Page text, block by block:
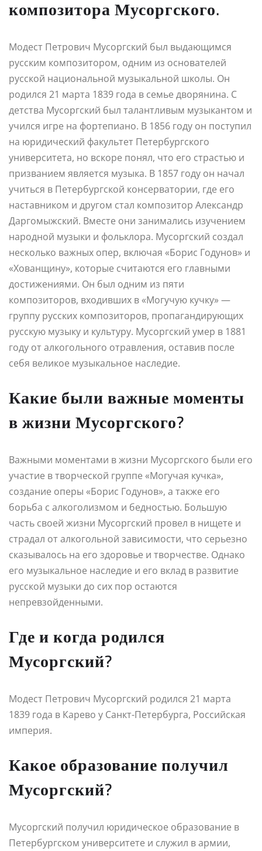
композитора Мусоргского.
Модест Петрович Мусоргский был выдающимся
русским композитором, одним из основателей
русской национальной музыкальной школы. Он
родился 21 марта 1839 года в семье дворянина. С
детства Мусоргский был талантливым музыкантом и
учился игре на фортепиано. В 1856 году он поступил
на юридический факультет Петербургского
университета, но вскоре понял, что его страстью и
призванием является музыка. В 1857 году он начал
учиться в Петербургской консерватории, где его
наставником и другом стал композитор Александр
Даргомыжский. Вместе они занимались изучением
народной музыки и фольклора. Мусоргский создал
несколько важных опер, включая «Борис Годунов» и
«Хованщину», которые считаются его главными
достижениями. Он был одним из пяти
композиторов, входивших в «Могучую кучку» —
группу русских композиторов, пропагандирующих
русскую музыку и культуру. Мусоргский умер в 1881
году от алкогольного отравления, оставив после
себя великое музыкальное наследие.
Какие были важные моменты
в жизни Мусоргского?
Важными моментами в жизни Мусоргского были его
участие в творческой группе «Могучая кучка»,
создание оперы «Борис Годунов», а также его
борьба с алкоголизмом и бедностью. Большую
часть своей жизни Мусоргский провел в нищете и
страдал от алкогольной зависимости, что серьезно
сказывалось на его здоровье и творчестве. Однако
его музыкальное наследие и его вклад в развитие
русской музыки до сих пор остаются
непревзойденными.
Где и когда родился
Мусоргский?
Модест Петрович Мусоргский родился 21 марта
1839 года в Карево у Санкт-Петербурга, Российская
империя.
Какое образование получил
Мусоргский?
Мусоргский получил юридическое образование в
Петербургском университете и служил в армии,